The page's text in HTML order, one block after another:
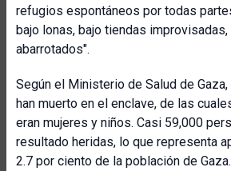
refugios espontáneos por todas
bajo lonas, bajo tiendas
abarrotados".
Según el Ministerio de Salud de
han muerto en el enclave, de las
eran mujeres y niños. Casi 59,000
resultado heridas, lo que representa
2.7 por ciento de la población de Gaza.